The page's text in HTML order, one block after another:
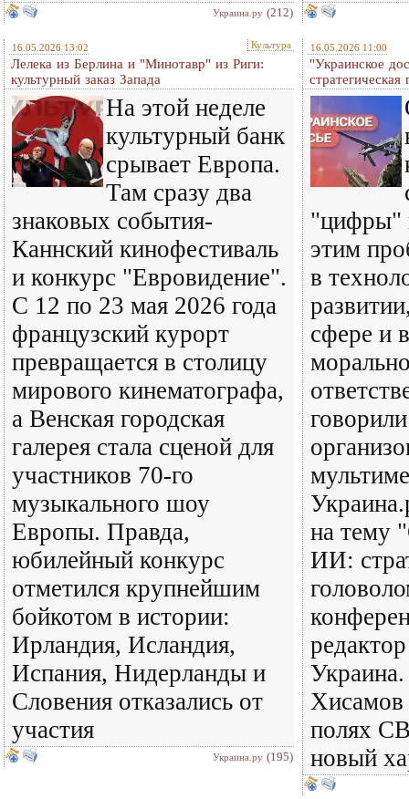
Украина.ру (212)
16.05.2026 13:02 Культура
Лелека из Берлина и "Минотавр" из Риги:
культурный заказ Запада
На этой неделе
культурный банк
срывает Европа.
Там сразу два
знаковых события-
Каннский кинофестиваль
и конкурс "Евровидение".
С 12 по 23 мая 2026 года
французский курорт
превращается в столицу
мирового кинематографа,
а Венская городская
галерея стала сценой для
участников 70-го
музыкального шоу
Европы. Правда,
юбилейный конкурс
отметился крупнейшим
бойкотом в истории:
Ирландия, Исландия,
Испания, Нидерланды и
Словения отказались от
участия
Украина.ру (195)
16.05.2026 11:00
"Украинское
стратегическая
"цифры"
этим
в
сфере и
на
ИИ:
Хисамов
полях
новый